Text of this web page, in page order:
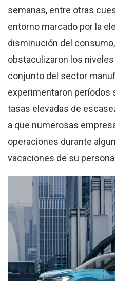
semanas, entre otras
entorno marcado por la
disminución del
obstaculizaron los
conjunto del sector
experimentaron períodos
tasas elevadas de
a que numerosas
operaciones durante
vacaciones de su